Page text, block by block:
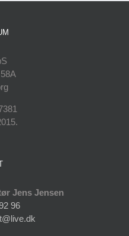
Jens Jensen
96